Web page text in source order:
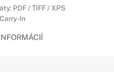
PDF / TIFF / XPS
In